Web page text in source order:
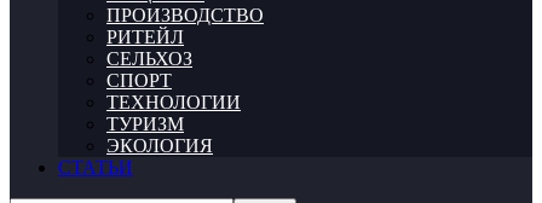
ПРОИЗВОДСТВО
РИТЕЙЛ
СЕЛЬХОЗ
СПОРТ
ТЕХНОЛОГИИ
ТУРИЗМ
ЭКОЛОГИЯ
СТАТЬИ